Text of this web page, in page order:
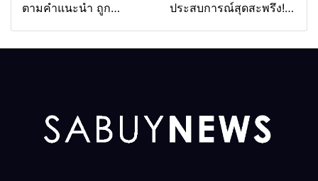
ตามคำแนะนำ ถูก
ประสบการณ์สุดสะพรึง!